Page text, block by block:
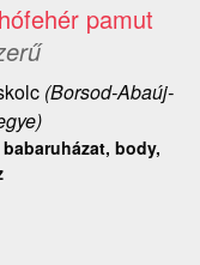
pamut
(Borsod-Abaúj-
body,